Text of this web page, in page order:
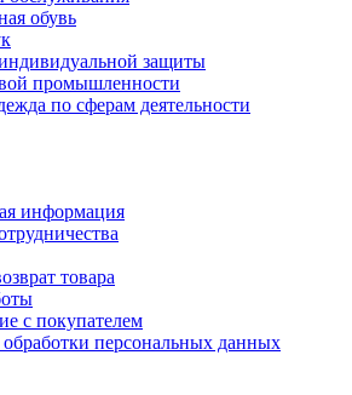
обувь
защиты
промышленности
по сферам деятельности
информация
товара
с покупателем
персональных данных